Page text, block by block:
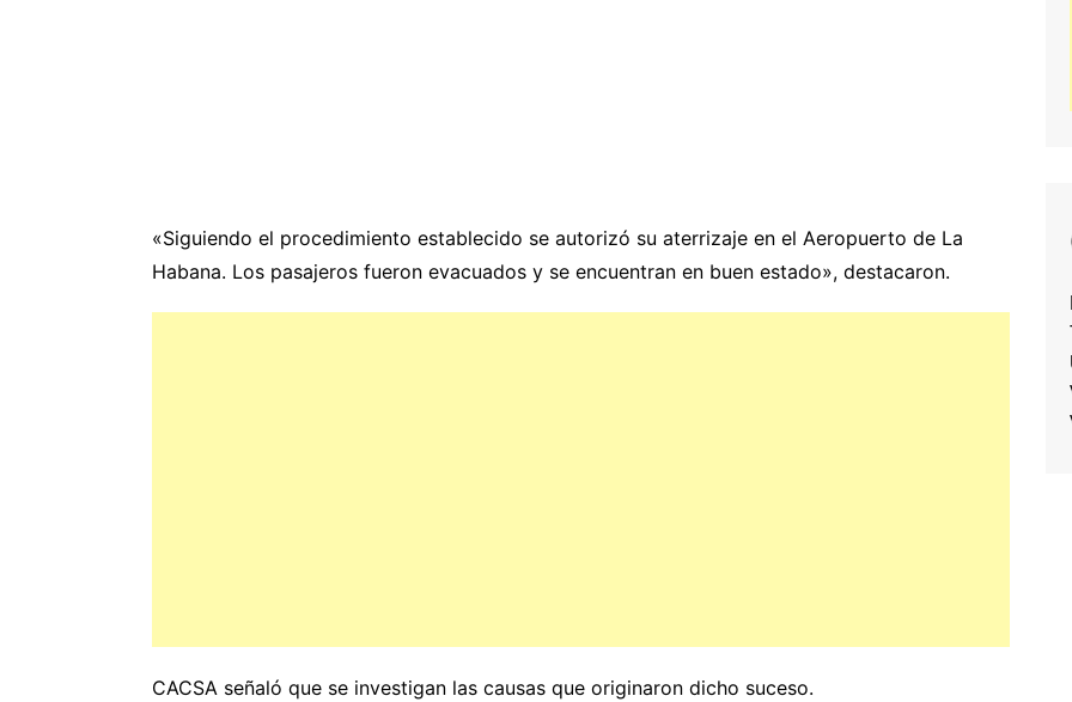
«Siguiendo el procedimiento establecido se autorizó su aterrizaje en el Aeropuerto de La
Habana. Los pasajeros fueron evacuados y se encuentran en buen estado», destacaron.
CACSA señaló que se investigan las causas que originaron dicho suceso.